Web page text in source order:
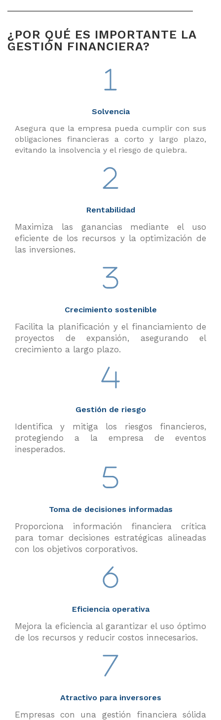
¿POR QUÉ ES IMPORTANTE LA
GESTIÓN FINANCIERA?
Solvencia
Asegura que la empresa pueda cumplir con sus
obligaciones financieras a corto y largo plazo,
evitando la insolvencia y el riesgo de quiebra.
Rentabilidad
Maximiza las ganancias mediante el uso
eficiente de los recursos y la optimización de
las inversiones.
Crecimiento sostenible
Facilita la planificación y el financiamiento de
proyectos de expansión, asegurando el
crecimiento a largo plazo.
Gestión de riesgo
Identifica y mitiga los riesgos financieros,
protegiendo a la empresa de eventos
inesperados.
Toma de decisiones informadas
Proporciona información financiera crítica
para tomar decisiones estratégicas alineadas
con los objetivos corporativos.
Eficiencia operativa
Mejora la eficiencia al garantizar el uso óptimo
de los recursos y reducir costos innecesarios.
Atractivo para inversores
Empresas con una gestión financiera sólida